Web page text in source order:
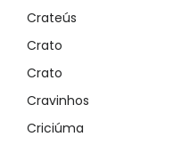
Crateús
Crato
Crato
Cravinhos
Criciúma